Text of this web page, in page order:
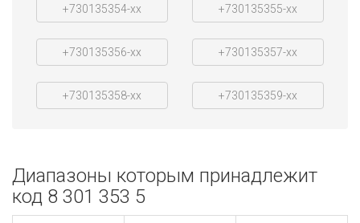
+730135354-xx +730135355-xx
+730135356-xx +730135357-xx
+730135358-xx +730135359-xx
Диапазоны которым принадлежит
код 8 301 353 5